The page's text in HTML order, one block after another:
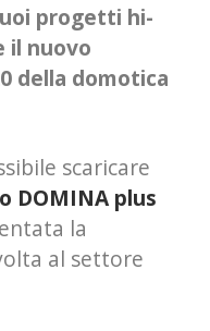
progetti hi-
il nuovo
della domotica
scaricare
DOMINA plus
la
al settore